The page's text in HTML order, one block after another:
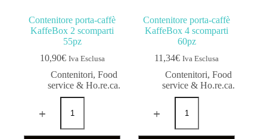
Contenitore porta-caffè
KaffeBox 2 scomparti
55pz
10,90€ Iva Esclusa
Contenitori,Food
service & Ho.re.ca.
Contenitore porta-caffè
KaffeBox 4 scomparti
60pz
11,34€ Iva Esclusa
Contenitori,Food
service & Ho.re.ca.